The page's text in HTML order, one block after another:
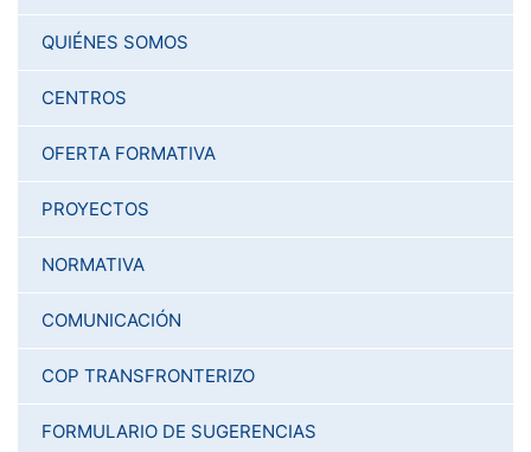
QUIÉNES SOMOS
CENTROS
OFERTA FORMATIVA
PROYECTOS
NORMATIVA
COMUNICACIÓN
COP TRANSFRONTERIZO
FORMULARIO DE SUGERENCIAS